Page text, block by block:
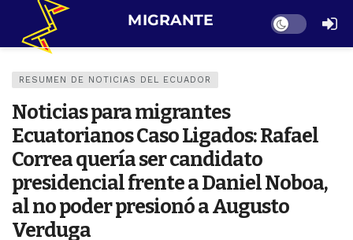
Dark mode
RESUMEN DE NOTICIAS DEL ECUADOR
Noticias para migrantes
Ecuatorianos Caso Ligados: Rafael
Correa quería ser candidato
presidencial frente a Daniel Noboa,
al no poder presionó a Augusto
Verduga